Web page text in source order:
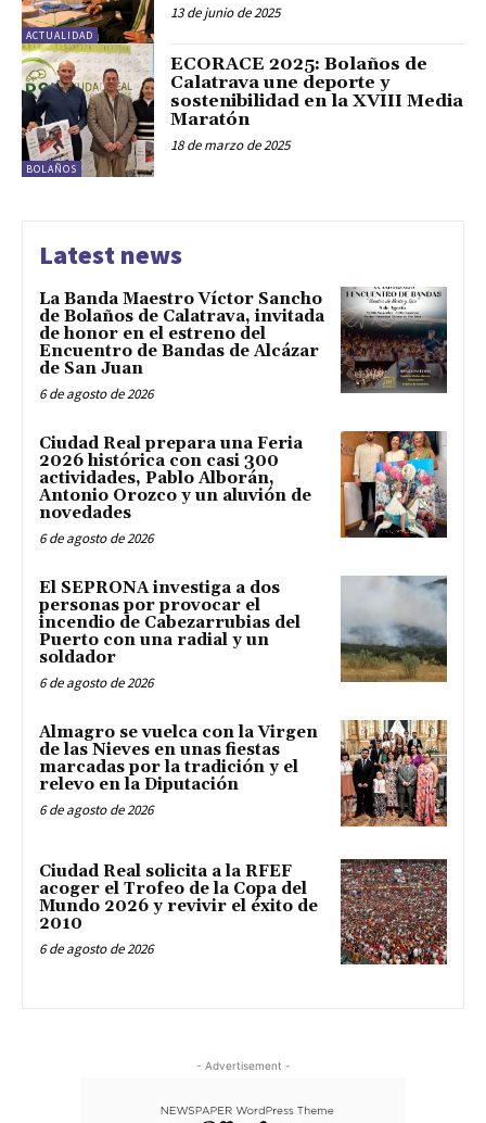
ACTUALIDAD
13 de junio de 2025
BOLAÑOS
ECORACE 2025: Bolaños de
Calatrava une deporte y
sostenibilidad en la XVIII Media
Maratón
18 de marzo de 2025
Latest news
La Banda Maestro Víctor Sancho
de Bolaños de Calatrava, invitada
de honor en el estreno del
Encuentro de Bandas de Alcázar
de San Juan
6 de agosto de 2026
Ciudad Real prepara una Feria
2026 histórica con casi 300
actividades, Pablo Alborán,
Antonio Orozco y un aluvión de
novedades
6 de agosto de 2026
El SEPRONA investiga a dos
personas por provocar el
incendio de Cabezarrubias del
Puerto con una radial y un
soldador
6 de agosto de 2026
Almagro se vuelca con la Virgen
de las Nieves en unas fiestas
marcadas por la tradición y el
relevo en la Diputación
6 de agosto de 2026
Ciudad Real solicita a la RFEF
acoger el Trofeo de la Copa del
Mundo 2026 y revivir el éxito de
2010
6 de agosto de 2026
- Advertisement -